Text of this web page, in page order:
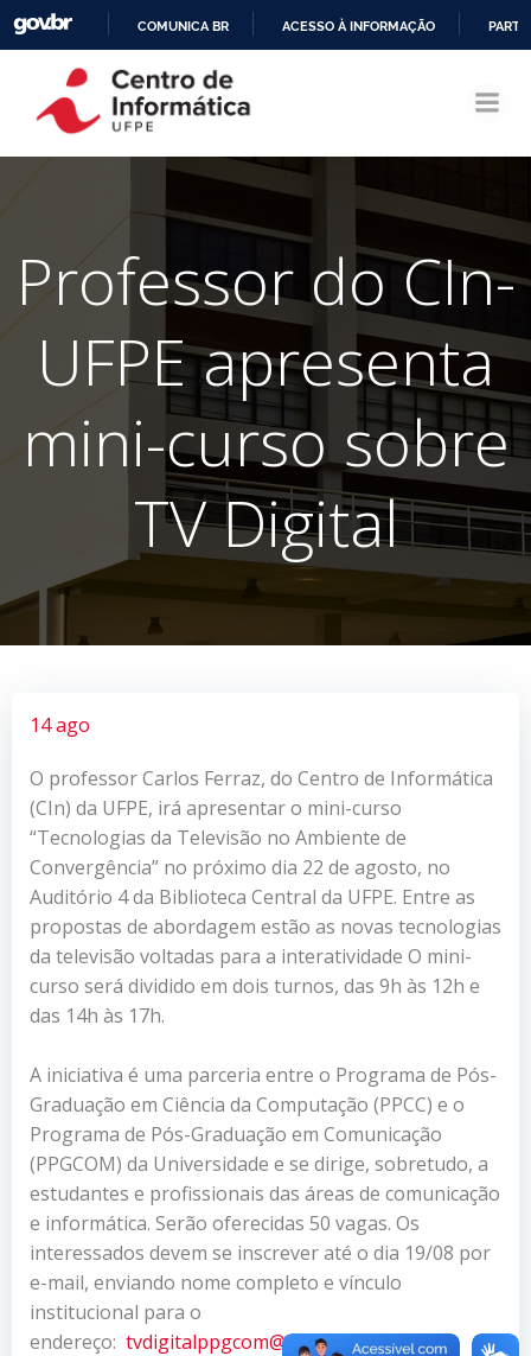
CONTEÚDO
COMUNICA BR ACESSO À INFORMAÇÃO
Professor do CIn-
UFPE apresenta
mini-curso sobre
TV Digital
14 ago
O professor Carlos Ferraz, do Centro de Informática
(CIn) da UFPE, irá apresentar o mini-curso
“Tecnologias da Televisão no Ambiente de
Convergência” no próximo dia 22 de agosto, no
Auditório 4 da Biblioteca Central da UFPE. Entre as
propostas de abordagem estão as novas tecnologias
da televisão voltadas para a interatividade O mini-
curso será dividido em dois turnos, das 9h às 12h e
das 14h às 17h.
A iniciativa é uma parceria entre o Programa de Pós-
Graduação em Ciência da Computação (PPCC) e o
Programa de Pós-Graduação em Comunicação
(PPGCOM) da Universidade e se dirige, sobretudo, a
estudantes e profissionais das áreas de comunicação
e informática. Serão oferecidas 50 vagas. Os
interessados devem se inscrever até o dia 19/08 por
e-mail, enviando nome completo e vínculo
institucional para o
endereço: tvdigitalppgcom@uol.com.br.